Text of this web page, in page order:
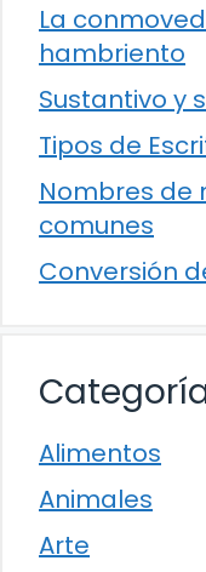
La
hambriento
Sustantivo y
Tipos de
Nombres de
comunes
Conversión
Alimentos
Animales
Arte